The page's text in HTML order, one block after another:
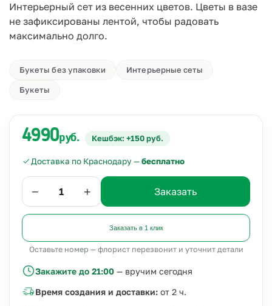
Интерьерный сет из весенних цветов. Цветы в вазе
не зафиксированы лентой, чтобы радовать
максимально долго.
Букеты без упаковки Интерьерные сеты
Букеты
4990руб. Кешбэк: +150 руб.
Доставка по Краснодару —бесплатно
− + Заказать
Заказать в 1 клик
Оставьте номер — флорист перезвонит и уточнит детали
Закажите до 21:00 — вручим сегодня
Время создания и доставки: от 2 ч.